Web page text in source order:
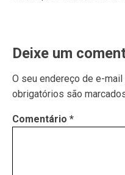
Deixe um
O seu endereço de e-
obrigatórios são
Comentário *